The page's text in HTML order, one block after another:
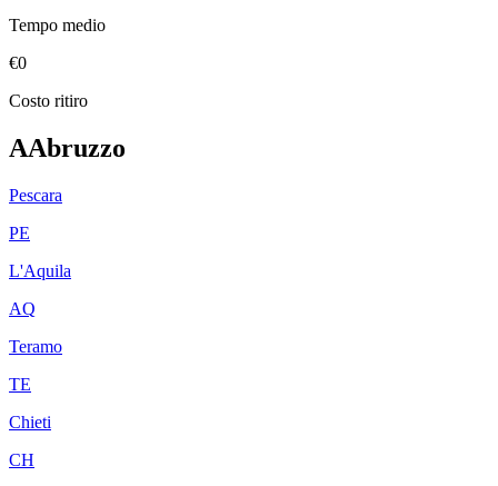
Tempo medio
€0
Costo ritiro
AAbruzzo
Pescara
PE
L'Aquila
AQ
Teramo
TE
Chieti
CH